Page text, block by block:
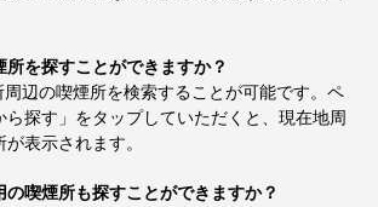
を探すことができますか？
辺の喫煙所を検索することが可能です。ペ
ら探す」をタップしていただくと、現在地周
表示されます。
の喫煙所も探すことができますか？